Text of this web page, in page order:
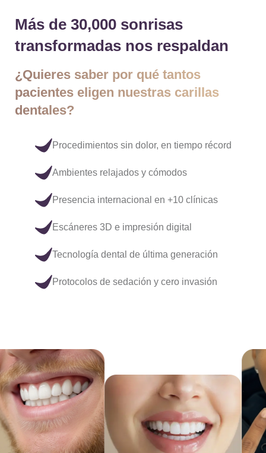
Más de 30,000 sonrisas
transformadas nos respaldan
¿Quieres saber por qué tantos
pacientes eligen nuestras carillas
dentales?
Procedimientos sin dolor, en tiempo récord
Ambientes relajados y cómodos
Presencia internacional en +10 clínicas
Escáneres 3D e impresión digital
Tecnología dental de última generación
Protocolos de sedación y cero invasión